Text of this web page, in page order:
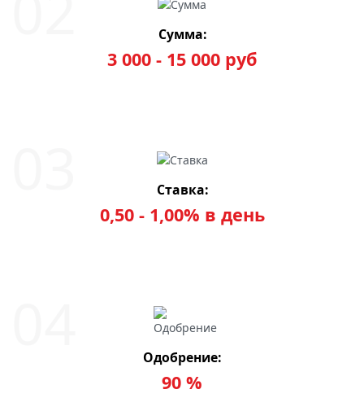
Сумма:
3 000 - 15 000 руб
Ставка:
0,50 - 1,00% в день
Одобрение:
90 %